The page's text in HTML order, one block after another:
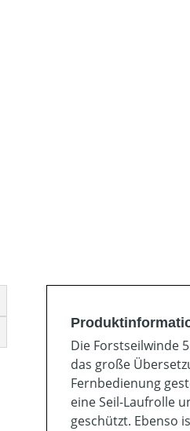
Die Forstseilwinde
das große
Fernbedienung
eine Seil-Laufrolle
geschützt. Ebenso